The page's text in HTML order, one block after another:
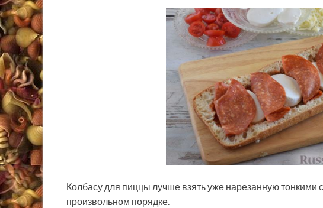
Колбасу для пиццы лучше взять уже нарезанную тонкими
произвольном порядке.